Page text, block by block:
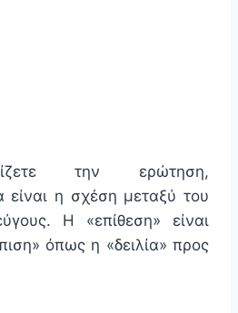
την ερώτηση,
είναι η σχέση μεταξύ του
Η «επίθεση» είναι
όπως η «δειλία» προς